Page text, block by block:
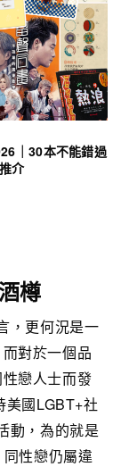
｜30本不能錯過
介
樽
，更何況是一
對於一個品
戀人士而發
國LGBT+社
動，為的就是
性戀仍屬違